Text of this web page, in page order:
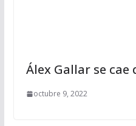
Álex Gallar se
octubre 9, 2022